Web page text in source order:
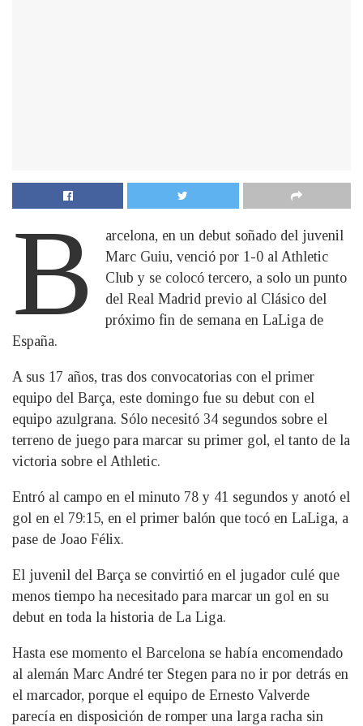
B
arcelona, en un debut soñado del juvenil
Marc Guiu, venció por 1-0 al Athletic
Club y se colocó tercero, a solo un punto
del Real Madrid previo al Clásico del
próximo fin de semana en LaLiga de
España.
A sus 17 años, tras dos convocatorias con el primer
equipo del Barça, este domingo fue su debut con el
equipo azulgrana. Sólo necesitó 34 segundos sobre el
terreno de juego para marcar su primer gol, el tanto de la
victoria sobre el Athletic.
Entró al campo en el minuto 78 y 41 segundos y anotó el
gol en el 79:15, en el primer balón que tocó en LaLiga, a
pase de Joao Félix.
El juvenil del Barça se convirtió en el jugador culé que
menos tiempo ha necesitado para marcar un gol en su
debut en toda la historia de La Liga.
Hasta ese momento el Barcelona se había encomendado
al alemán Marc André ter Stegen para no ir por detrás en
el marcador, porque el equipo de Ernesto Valverde
parecía en disposición de romper una larga racha sin